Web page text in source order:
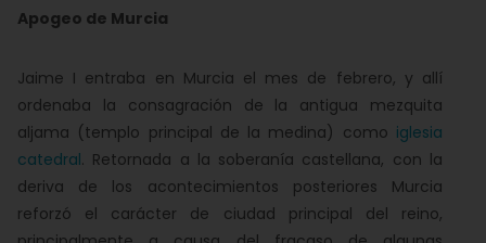
Apogeo de Murcia
Jaime I entraba en Murcia el mes de febrero, y allí
ordenaba la consagración de la antigua mezquita
aljama (templo principal de la medina) como iglesia
catedral. Retornada a la soberanía castellana, con la
deriva de los acontecimientos posteriores Murcia
reforzó el carácter de ciudad principal del reino,